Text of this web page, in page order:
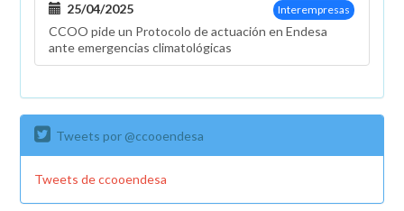
Interempresas
25/04/2025
CCOO pide un Protocolo de actuación en Endesa
ante emergencias climatológicas
Tweets por @ccooendesa
Tweets de ccooendesa